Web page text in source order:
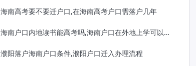
海南高考要不要迁户口,在海南高考户口需落户几年
海南户口内地读书能高考吗,海南户口在外地上学可以在海南考大学吗
濮阳落户海南户口条件,濮阳户口迁入办理流程